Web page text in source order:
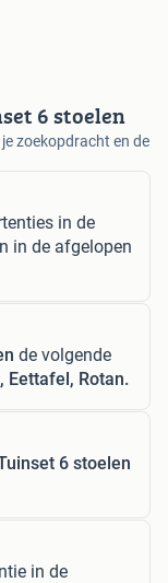
6 stoelen
zoekopdracht en de
in de
in de afgelopen
de volgende
Eettafel, Rotan.
6 stoelen
in de